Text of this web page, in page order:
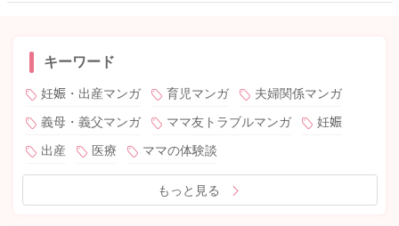
キーワード
妊娠・出産マンガ 育児マンガ
夫婦関係マンガ
義母・義父マンガ
ママ友トラブルマンガ
妊娠
出産
医療 ママの体験談
もっと見る